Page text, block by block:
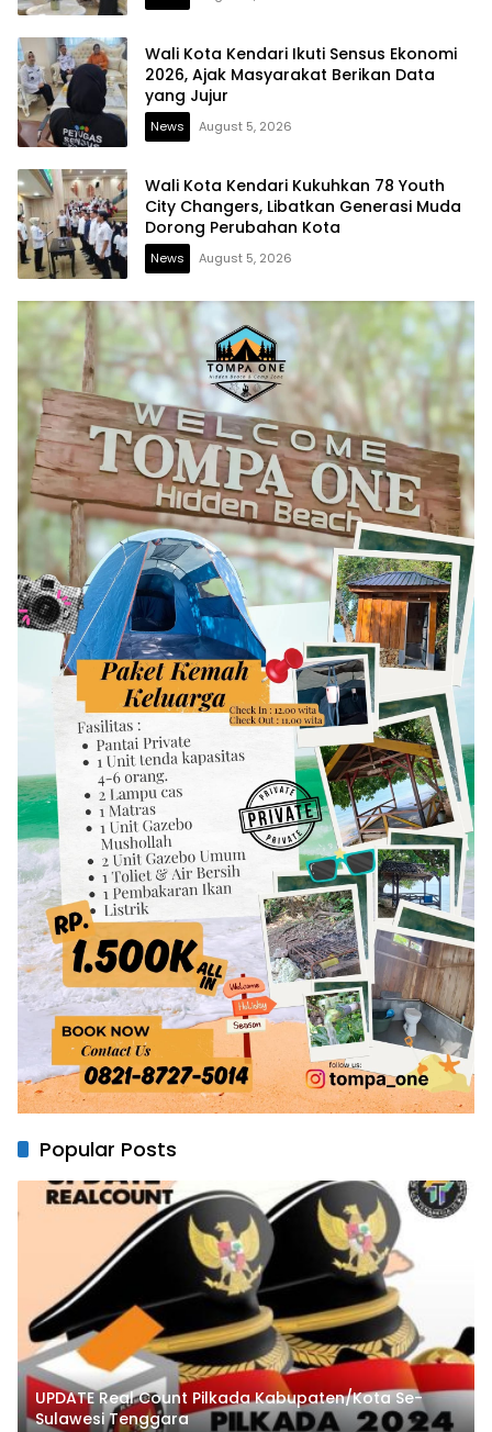
Wali Kota Kendari Ikuti Sensus Ekonomi
2026, Ajak Masyarakat Berikan Data
yang Jujur
News August 5, 2026
Wali Kota Kendari Kukuhkan 78 Youth
City Changers, Libatkan Generasi Muda
Dorong Perubahan Kota
News August 5, 2026
Popular Posts
UPDATE Real Count Pilkada Kabupaten/Kota Se-
Sulawesi Tenggara